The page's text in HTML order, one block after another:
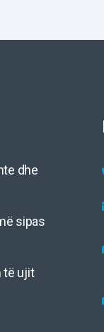
dhe
sipas
të ujit